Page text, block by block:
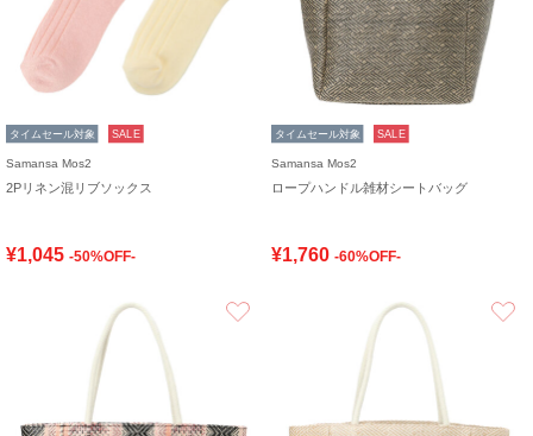
タイムセール対象 SALE
Samansa Mos2
2Pリネン混リブソックス
¥1,045 -50%OFF-
タイムセール対象 SALE
Samansa Mos2
ロープハンドル雑材シートバッグ
¥1,760 -60%OFF-